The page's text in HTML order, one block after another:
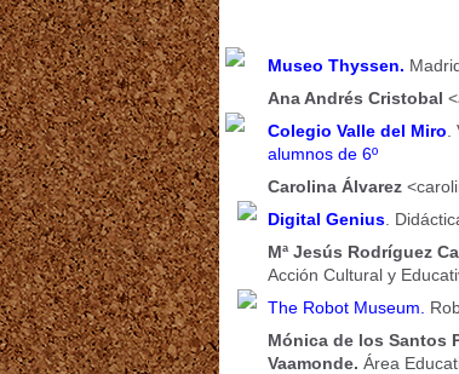
Museo Thyssen.
Ana Andrés Cristobal
Colegio Valle del Miro.
alumnos de 6º
Carolina Álvarez
Digital Genius.
Mª Jesús Rodríguez
Acción Cultural y
The Robot Museum.
Mónica de los Santos
Vaamonde. Área